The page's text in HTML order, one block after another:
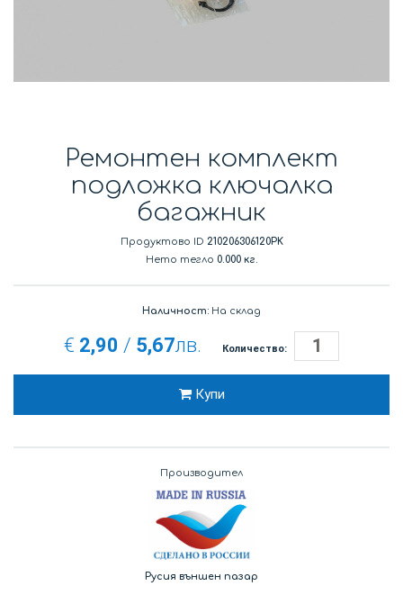
Ремонтен комплект
подложка ключалка
багажник
Продуктово ID 210206306120PK
Нето тегло 0.000 кг.
Наличност: На склад
€ 2,90 / 5,67лв. Количество:
Купи
Производител
Русия външен пазар